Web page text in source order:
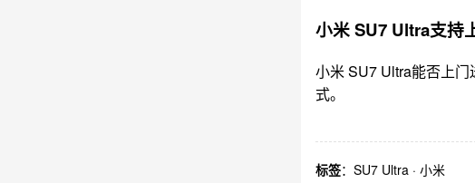
小米 SU7 Ultra支持
小米 SU7 Ultra能否上
式。
标签： SU7 Ultra · 小米